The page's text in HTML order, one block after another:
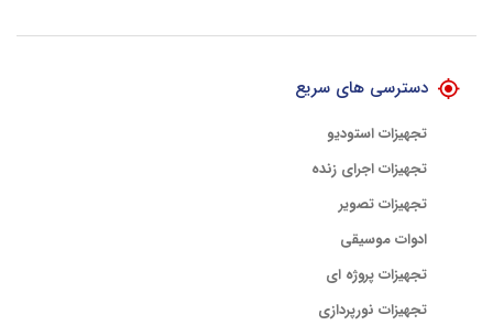
دسترسی های سریع
تجهیزات استودیو
تجهیزات اجرای زنده
تجهیزات تصویر
ادوات موسیقی
تجهیزات پروژه ای
تجهیزات نورپردازی